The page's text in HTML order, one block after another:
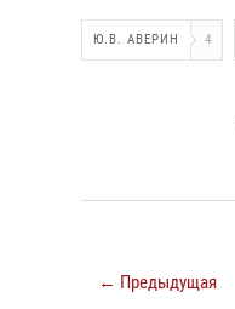
Ю.В. АВЕРИН 4
← Предыдущая